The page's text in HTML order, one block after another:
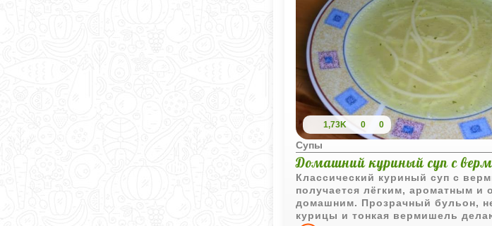
1,73K 0 0
Супы
Домашний куриный суп с
Классический куриный суп с
получается лёгким, ароматным и
домашним. Прозрачный бульон,
курицы и тонкая вермишель